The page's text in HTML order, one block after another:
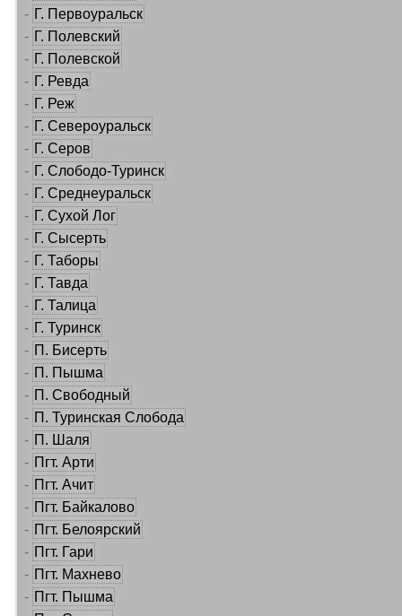
- Г. Первоуральск
- Г. Полевский
- Г. Полевской
- Г. Ревда
- Г. Реж
- Г. Североуральск
- Г. Серов
- Г. Слободо-Туринск
- Г. Среднеуральск
- Г. Сухой Лог
- Г. Сысерть
- Г. Таборы
- Г. Тавда
- Г. Талица
- Г. Туринск
- П. Бисерть
- П. Пышма
- П. Свободный
- П. Туринская Слобода
- П. Шаля
- Пгт. Арти
- Пгт. Ачит
- Пгт. Байкалово
- Пгт. Белоярский
- Пгт. Гари
- Пгт. Махнево
- Пгт. Пышма